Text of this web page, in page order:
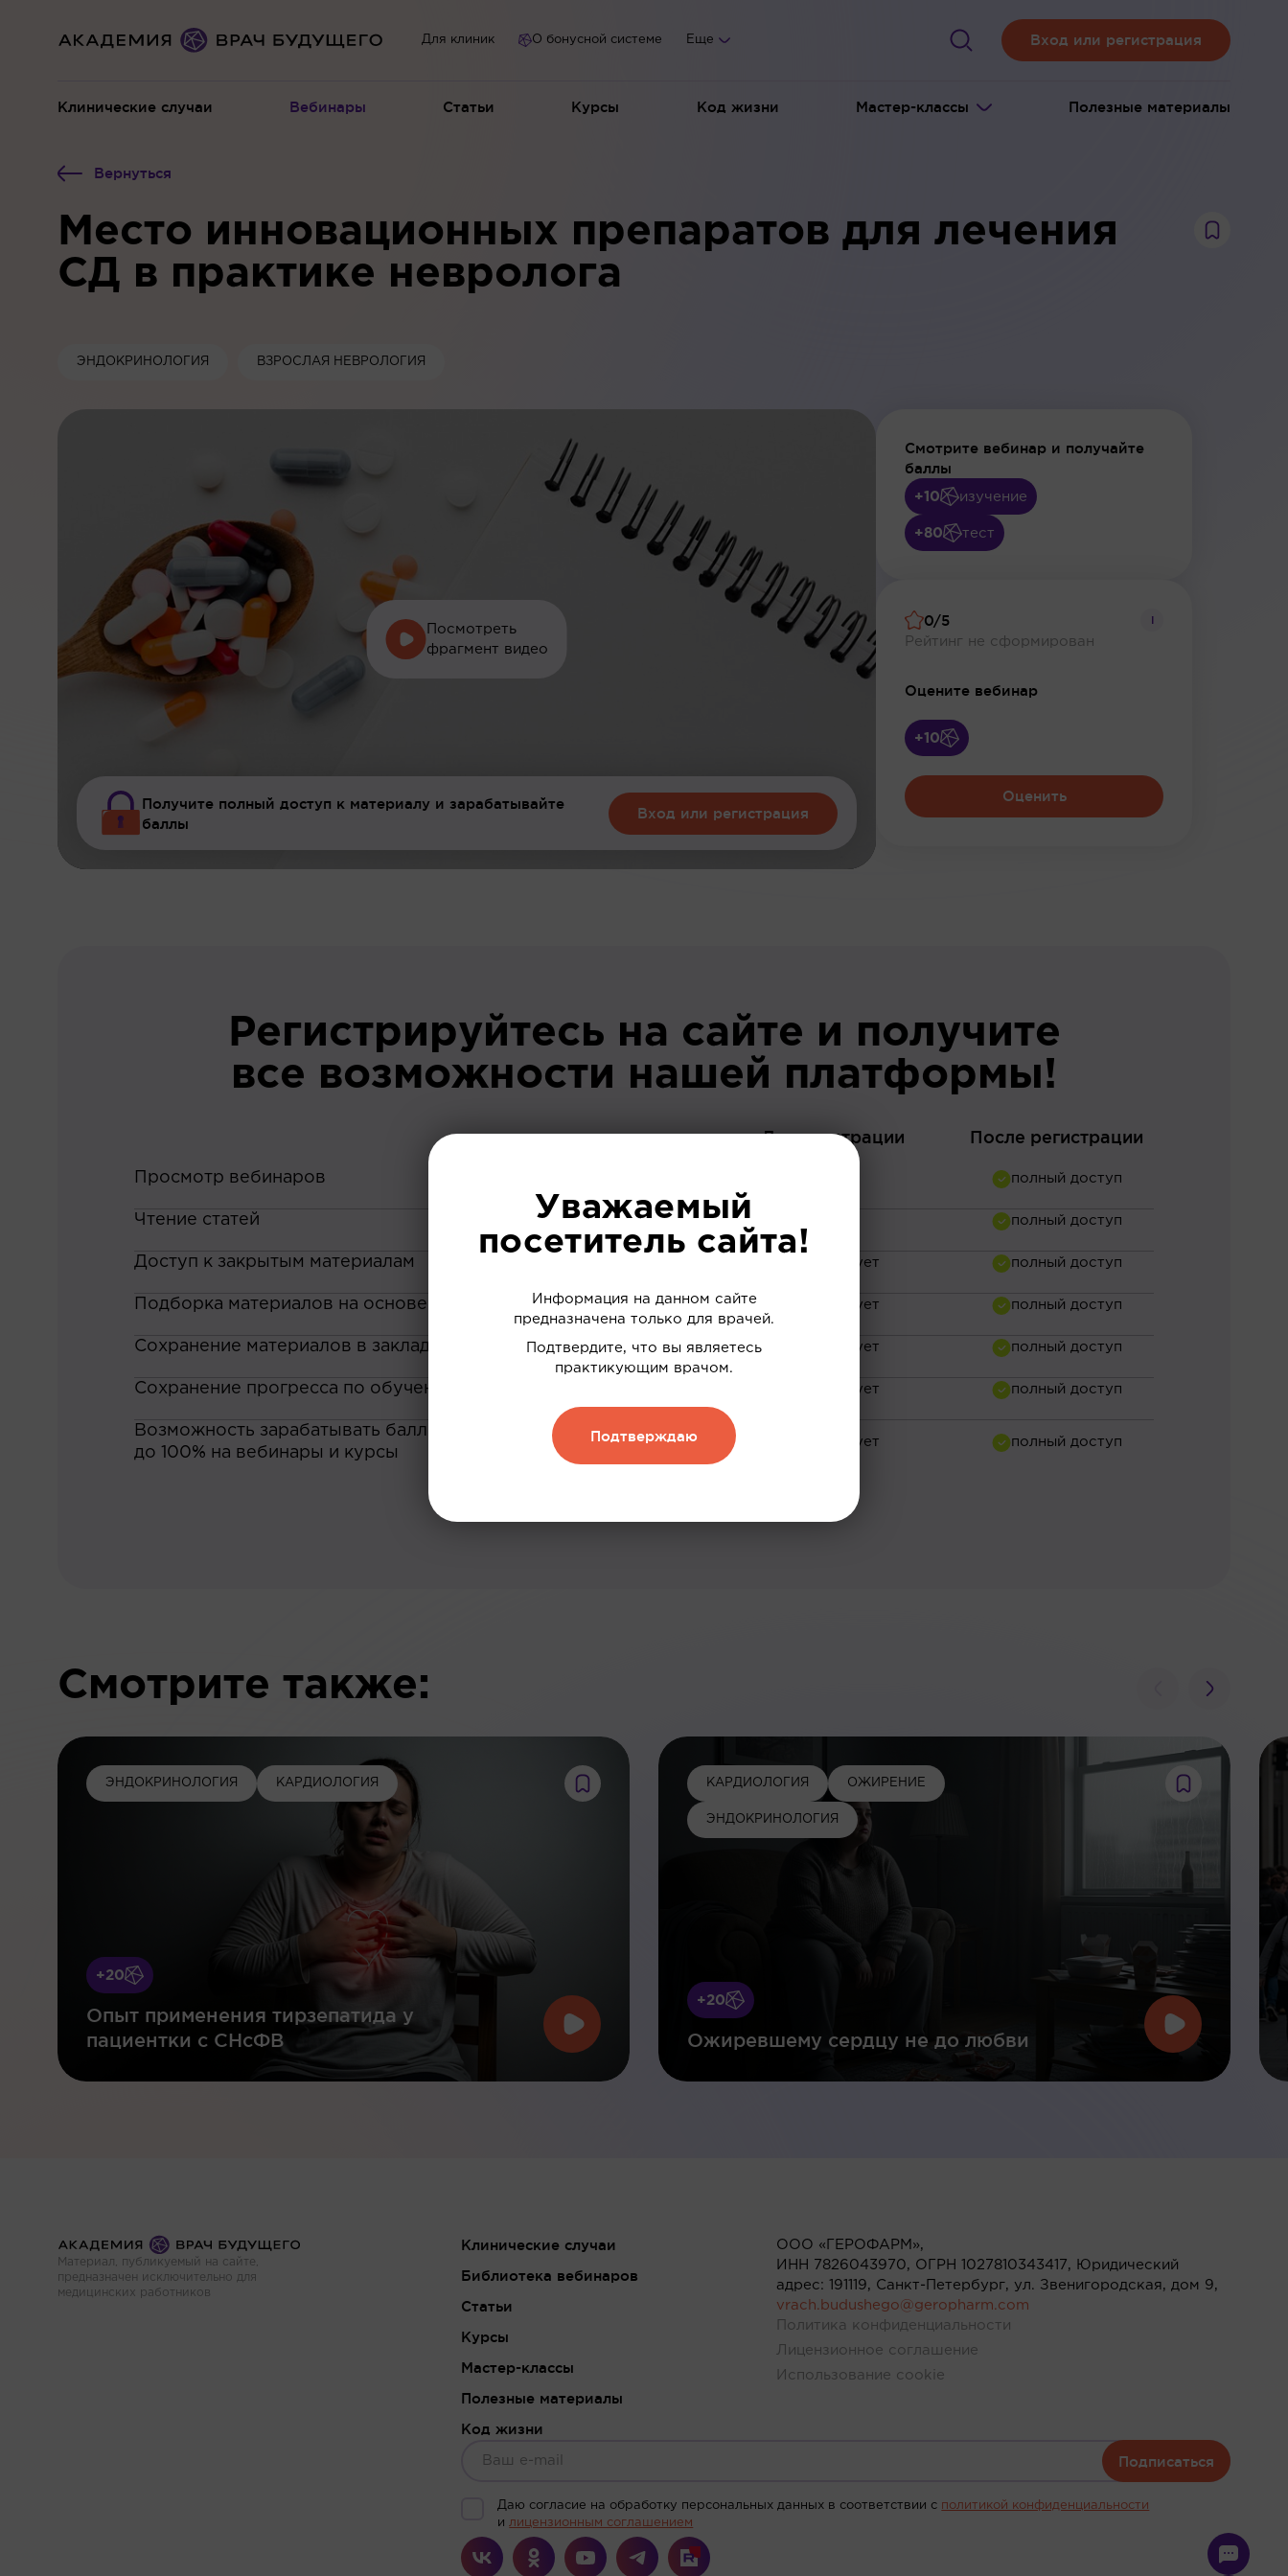
Вход или регистрация
Клинические случаи Вебинары Статьи Курсы Код жизни Мастер-классы Полезные материалы
Для клиник О бонусной системе Еще
Вернуться
Место инновационных препаратов для лечения
СД в практике невролога
ЭНДОКРИНОЛОГИЯ ВЗРОСЛАЯ НЕВРОЛОГИЯ
Посмотреть
фрагмент видео
Получите полный доступ к материалу и зарабатывайте
баллы
Вход или регистрация
Смотрите вебинар и получайте
баллы
+10 изучение
+80 тест
0/5
Рейтинг не сформирован
i
Оцените вебинар
+10
Оценить
Регистрируйтесь на сайте и получите
все возможности нашей платформы!
До регистрации После регистрации
Просмотр вебинаров
Чтение статей
Доступ к закрытым материалам
Подборка материалов на основе ваших интересов
Сохранение материалов в закладки
Сохранение прогресса по обучению
Возможность зарабатывать баллы и обменивать их на скидку
до 100% на вебинары и курсы
Смотрите также:
ЭНДОКРИНОЛОГИЯ КАРДИОЛОГИЯ
+20
Опыт применения тирзепатида у
пациентки с СНсФВ
КАРДИОЛОГИЯ ОЖИРЕНИЕ
ЭНДОКРИНОЛОГИЯ
+20
Ожиревшему сердцу не до любви
Материал, публикуемый на сайте,
предназначен исключительно для
медицинских работников
Клинические случаи
Библиотека вебинаров
Статьи
Курсы
Мастер-классы
Полезные материалы
Код жизни
ООО «ГЕРОФАРМ»,
ИНН 7826043970, ОГРН 1027810343417, Юридический
адрес: 191119, Санкт-Петербург, ул. Звенигородская, дом 9,
vrach.budushego@geropharm.com
Политика конфиденциальности
Лицензионное соглашение
Использование cookie
Подписаться
Даю согласие на обработку персональных данных в соответствии c политикой конфиденциальности
илицензионным соглашением
Уважаемый
посетитель сайта!
Информация на данном сайте
предназначена только для врачей.
Подтвердите, что вы являетесь
практикующим врачом.
Подтверждаю